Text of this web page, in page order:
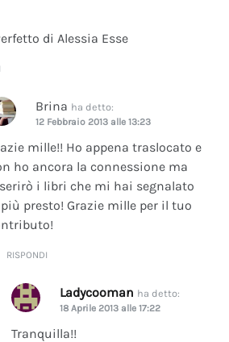
di Alessia Esse
Brina ha detto:
12 Febbraio 2013 alle 13:23
mille!! Ho appena traslocato e
ho ancora la connessione ma
i libri che mi hai segnalato
presto! Grazie mille per il tuo
RISPONDI
Ladycooman ha detto:
18 Aprile 2013 alle 17:22
Tranquilla!!